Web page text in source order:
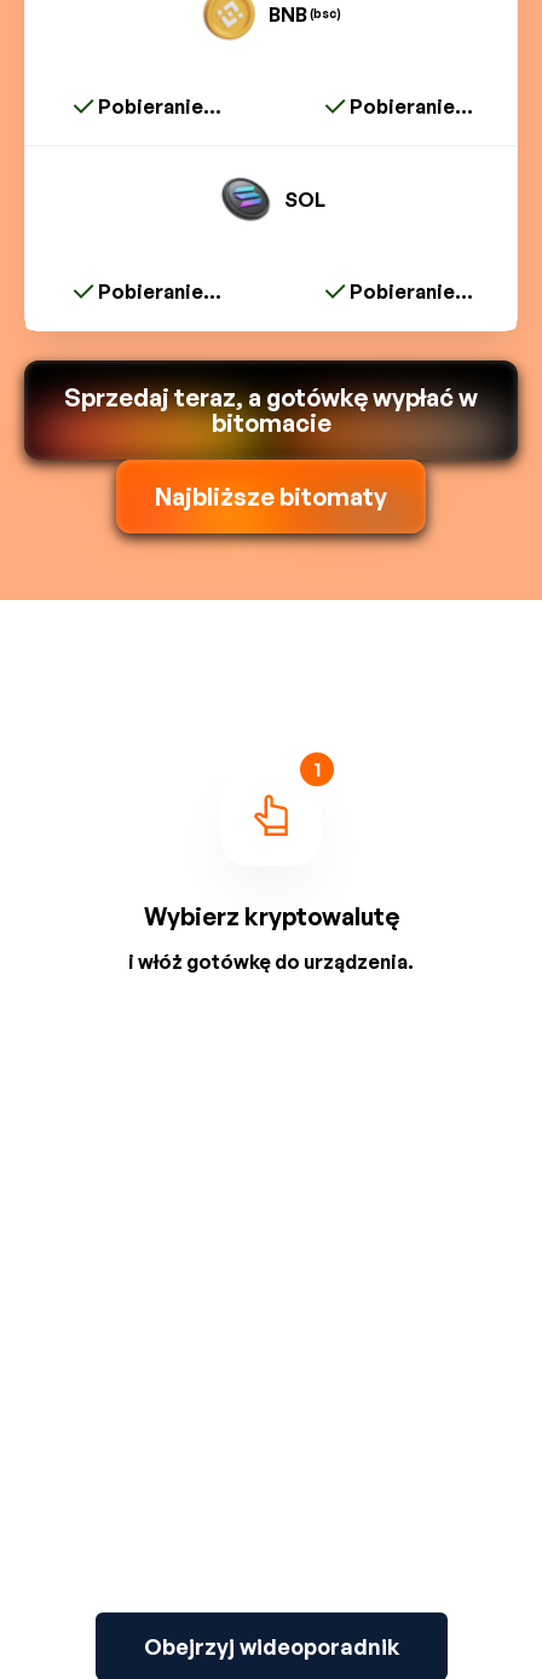
BNB(bsc)
Pobieranie... Pobieranie...
SOL
Pobieranie... Pobieranie...
Sprzedaj teraz, a gotówkę wypłać w
bitomacie
Najbliższe bitomaty
1
Wybierz kryptowalutę
i włóż gotówkę do urządzenia.
Obejrzyj wideoporadnik